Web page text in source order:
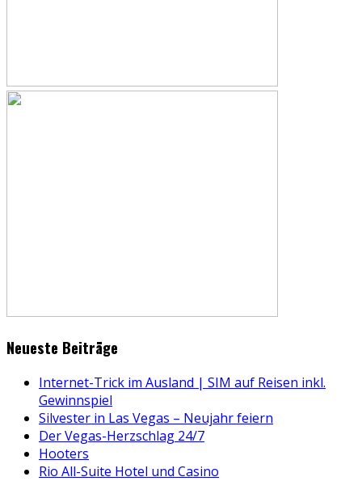
Neueste Beiträge
Internet-Trick im Ausland | SIM auf Reisen inkl.
Gewinnspiel
Silvester in Las Vegas – Neujahr feiern
Der Vegas-Herzschlag 24/7
Hooters
Rio All-Suite Hotel und Casino